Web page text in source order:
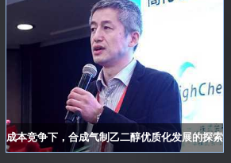
浙江卫星石化股份有限公司
福建浔兴拉链科技股份有限公司
江苏海域石油化工有限公司
常州通塑化工新材料有限公司
东营华联石油化工厂有限公司
宁波日出石化有限公司
成本竞争下，合成气制乙二醇优质化发展的探索